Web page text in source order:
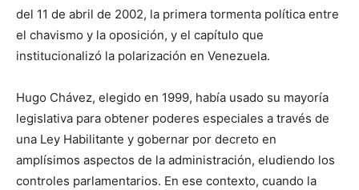
del 11 de abril de 2002, la primera tormenta política entre
el chavismo y la oposición, y el capítulo que
institucionalizó la polarización en Venezuela.
Hugo Chávez, elegido en 1999, había usado su mayoría
legislativa para obtener poderes especiales a través de
una Ley Habilitante y gobernar por decreto en
amplísimos aspectos de la administración, eludiendo los
controles parlamentarios. En ese contexto, cuando la